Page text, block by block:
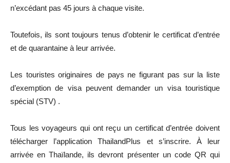
n’excédant pas 45 jours à chaque visite.
Toutefois, ils sont toujours tenus d’obtenir le certificat d’entrée
et de quarantaine à leur arrivée.
Les touristes originaires de pays ne figurant pas sur la liste
d’exemption de visa peuvent demander un visa touristique
spécial (STV) .
Tous les voyageurs qui ont reçu un certificat d’entrée doivent
télécharger l’application ThailandPlus et s’inscrire. À leur
arrivée en Thaïlande, ils devront présenter un code QR qui